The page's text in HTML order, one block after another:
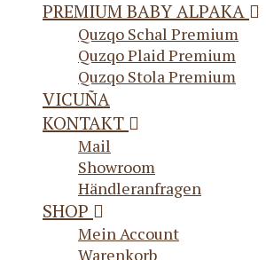
PREMIUM BABY ALPAKA
Quzqo Schal Premium
Quzqo Plaid Premium
Quzqo Stola Premium
VICUÑA
KONTAKT
Mail
Showroom
Händleranfragen
SHOP
Mein Account
Warenkorb